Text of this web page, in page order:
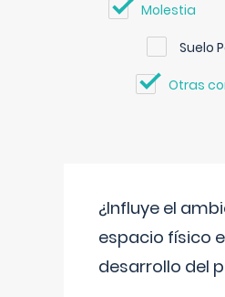
Molestia
Suelo
Otras
¿Influye el
espacio físico
desarrollo del